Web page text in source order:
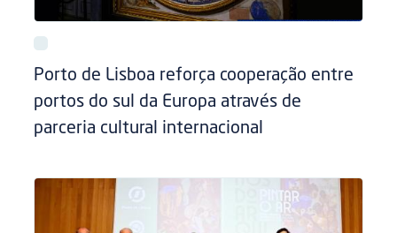
Porto de Lisboa reforça cooperação entre
portos do sul da Europa através de
parceria cultural internacional